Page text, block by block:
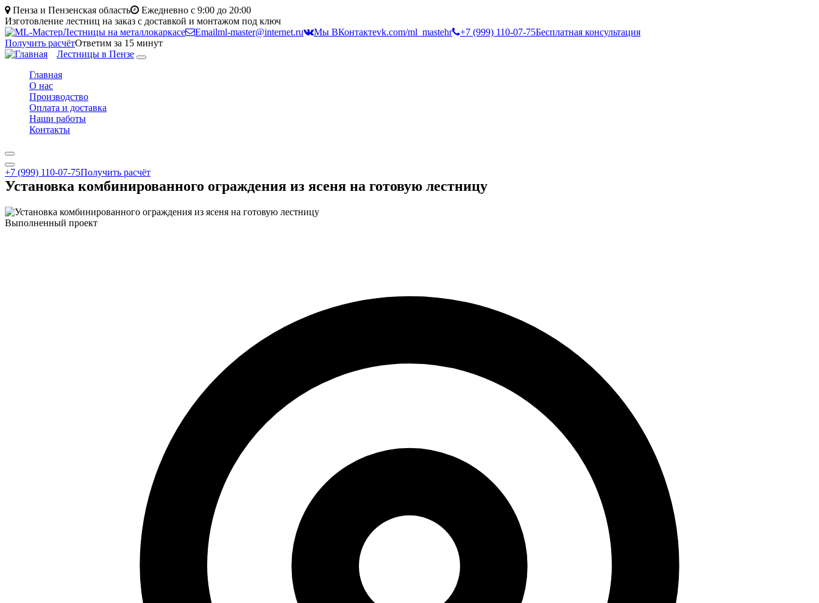
Перейти
к
основному
содержанию
Пенза и Пензенская область
Ежедневно с 9:00 до 20:00
Изготовление лестниц на заказ с доставкой и монтажом под ключ
Лестницы на металлокаркасе
Emailml-master@internet.ru Мы ВКонтактеvk.com/ml_mastehr +7 (999) 110-07-75Бесплатная консультация
Получить расчётОтветим за 15 минут
Лестницы в Пензе
Toggle
Главная
О нас
Производство
Оплата и доставка
Наши работы
Контакты
+7 (999) 110-07-75Получить расчёт
Установка комбинированного ограждения из ясеня на готовую лестницу
Выполненный проект